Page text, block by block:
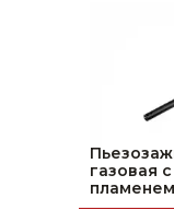
газовая